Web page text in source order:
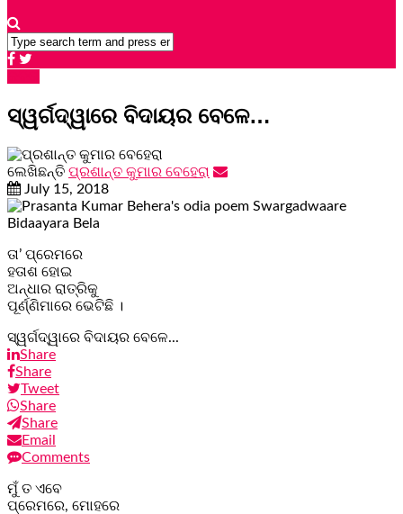
ସ୍ୱର୍ଗଦ୍ୱାରେ ବିଦାୟର ବେଳେ…
ଲେଖିଛନ୍ତି ପ୍ରଶାନ୍ତ କୁମାର ବେହେରା
July 15, 2018
ତା’ ପ୍ରେମରେ
ହତାଶ ହୋଇ
ଅନ୍ଧାର ରାତ୍ରିକୁ
ପୂର୍ଣ୍ଣିମାରେ ଭେଟିଛି ।
ସ୍ୱର୍ଗଦ୍ୱାରେ ବିଦାୟର ବେଳେ...
Share
Share
Tweet
Share
Share
Email
Comments
ମୁଁ ତ ଏବେ
ପ୍ରେମରେ, ମୋହରେ